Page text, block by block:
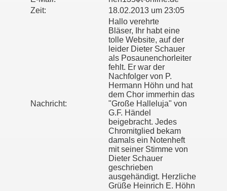
Zeit:
18.02.2013 um 23:05
Nachricht:
Hallo verehrte
Bläser, Ihr habt eine
tolle Website, auf der
leider Dieter Schauer
als Posaunenchorleiter
fehlt. Er war der
Nachfolger von P.
Hermann Höhn und hat
dem Chor immerhin das
"Große Halleluja" von
G.F. Händel
beigebracht. Jedes
Chromitglied bekam
damals ein Notenheft
mit seiner Stimme von
Dieter Schauer
geschrieben
ausgehändigt. Herzliche
Grüße Heinrich E. Höhn